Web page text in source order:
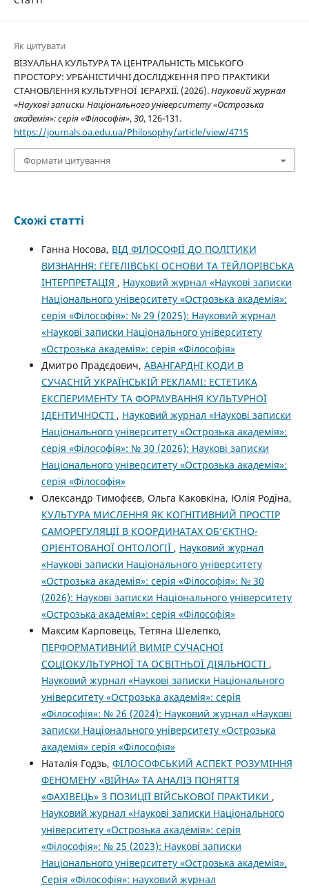
Як цитувати
ВІЗУАЛЬНА КУЛЬТУРА ТА ЦЕНТРАЛЬНІСТЬ МІСЬКОГО
ПРОСТОРУ: УРБАНІСТИЧНІ ДОСЛІДЖЕННЯ ПРО ПРАКТИКИ
СТАНОВЛЕННЯ КУЛЬТУРНОЇ ІЄРАРХІЇ. (2026).Науковий журнал
«Наукові записки Національного університету «Острозька
академія»: серія «Філософія»,30, 126-131.
https://journals.oa.edu.ua/Philosophy/article/view/4715
Формати цитування
Схожі статті
Ганна Носова, ВІД ФІЛОСОФІЇ ДО ПОЛІТИКИ
ВИЗНАННЯ: ГЕГЕЛІВСЬКІ ОСНОВИ ТА ТЕЙЛОРІВСЬКА
ІНТЕРПРЕТАЦІЯ , Науковий журнал «Наукові записки
Національного університету «Острозька академія»:
серія «Філософія»: № 29 (2025): Науковий журнал
«Наукові записки Національного університету
«Острозька академія»: серія «Філософія»
Дмитро Прадєдович, АВАНГАРДНІ КОДИ В
СУЧАСНІЙ УКРАЇНСЬКІЙ РЕКЛАМІ: ЕСТЕТИКА
ЕКСПЕРИМЕНТУ ТА ФОРМУВАННЯ КУЛЬТУРНОЇ
ІДЕНТИЧНОСТІ , Науковий журнал «Наукові записки
Національного університету «Острозька академія»:
серія «Філософія»: № 30 (2026): Наукові записки
Національного університету «Острозька академія»:
серія «Філософія»
Олександр Тимофєєв, Ольга Каковкіна, Юлія Родіна,
КУЛЬТУРА МИСЛЕННЯ ЯК КОГНІТИВНИЙ ПРОСТІР
САМОРЕГУЛЯЦІЇ В КООРДИНАТАХ ОБ’ЄКТНО-
ОРІЄНТОВАНОЇ ОНТОЛОГІЇ , Науковий журнал
«Наукові записки Національного університету
«Острозька академія»: серія «Філософія»: № 30
(2026): Наукові записки Національного університету
«Острозька академія»: серія «Філософія»
Максим Карповець, Тетяна Шелепко,
ПЕРФОРМАТИВНИЙ ВИМІР СУЧАСНОЇ
СОЦІОКУЛЬТУРНОЇ ТА ОСВІТНЬОЇ ДІЯЛЬНОСТІ ,
Науковий журнал «Наукові записки Національного
університету «Острозька академія»: серія
«Філософія»: № 26 (2024): Науковий журнал «Наукові
записки Національного університету «Острозька
академія» серія «Філософія»
Наталія Годзь, ФІЛОСОФСЬКИЙ АСПЕКТ РОЗУМІННЯ
ФЕНОМЕНУ «ВІЙНА» ТА АНАЛІЗ ПОНЯТТЯ
«ФАХІВЕЦЬ» З ПОЗИЦІЇ ВІЙСЬКОВОЇ ПРАКТИКИ ,
Науковий журнал «Наукові записки Національного
університету «Острозька академія»: серія
«Філософія»: № 25 (2023): Наукові записки
Національного університету «Острозька академія».
Серія «Філо­софія»: науковий журнал